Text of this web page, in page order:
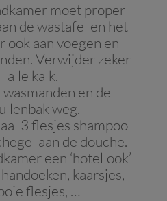
moet proper
de wastafel en het
ook aan voegen en
Verwijder zeker
alle kalk.
wasmanden en de
weg.
3 flesjes shampoo
aan de douche.
een ‘hotellook’
kaarsjes,
flesjes, …